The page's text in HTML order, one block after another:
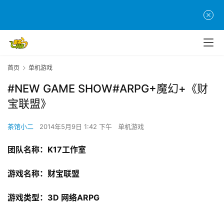
首页 单机游戏
#NEW GAME SHOW#ARPG+魔幻+《财
宝联盟》
茶馆小二 2014年5月9日 1:42 下午 单机游戏
团队名称： K17工作室
游戏名称：财宝联盟
游戏类型： 3D 网络ARPG